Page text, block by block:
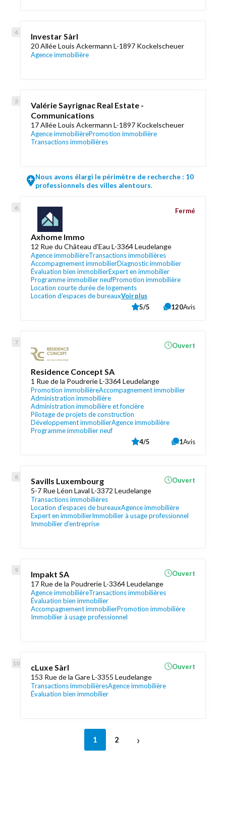
Investar Sàrl
20 Allée Louis Ackermann L-1897 Kockelscheuer
Agence immobilière
Valérie Sayrignac Real Estate -
Communications
17 Allée Louis Ackermann L-1897 Kockelscheuer
Agence immobilièrePromotion immobilière
Transactions immobilières
Nous avons élargi le périmètre de recherche : 10
professionnels des villes alentours.
Axhome Immo
12 Rue du Château d'Eau L-3364 Leudelange
Agence immobilièreTransactions immobilières
Accompagnement immobilierDiagnostic immobilier
Évaluation bien immobilierExpert en immobilier
Programme immobilier neufPromotion immobilière
Location courte durée de logements
Location d’espaces de bureauxVoir plus
Fermé
5/5 120Avis
Residence Concept SA
1 Rue de la Poudrerie L-3364 Leudelange
Promotion immobilièreAccompagnement immobilier
Administration immobilière
Administration immobilière et foncière
Pilotage de projets de construction
Développement immobilierAgence immobilière
Programme immobilier neuf
Ouvert
4/5 1Avis
Savills Luxembourg
5-7 Rue Léon Laval L-3372 Leudelange
Transactions immobilières
Location d’espaces de bureauxAgence immobilière
Expert en immobilierImmobilier à usage professionnel
Immobilier d’entreprise
Ouvert
Impakt SA
17 Rue de la Poudrerie L-3364 Leudelange
Agence immobilièreTransactions immobilières
Évaluation bien immobilier
Accompagnement immobilierPromotion immobilière
Immobilier à usage professionnel
Ouvert
cLuxe Sàrl
153 Rue de la Gare L-3355 Leudelange
Transactions immobilièresAgence immobilière
Évaluation bien immobilier
Ouvert
1 2 ›